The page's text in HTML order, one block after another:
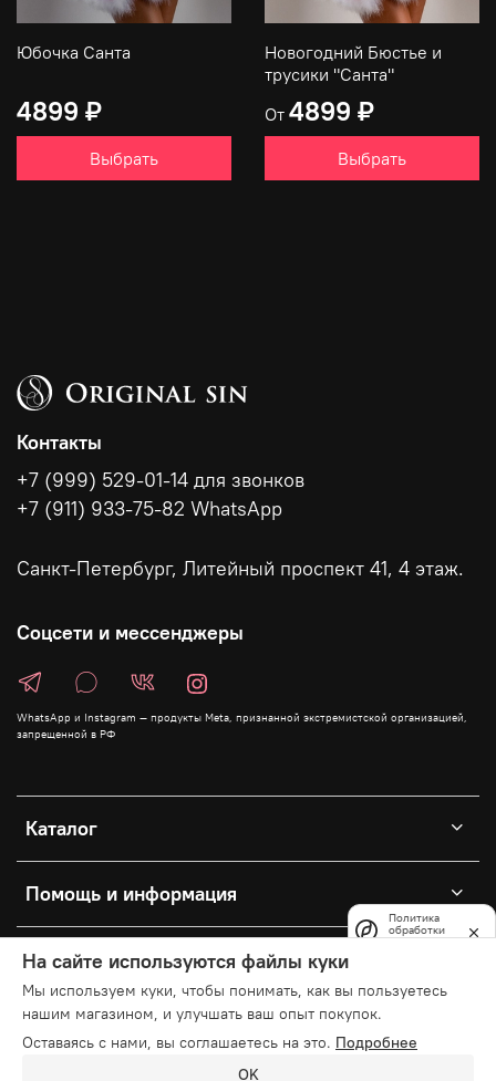
Юбочка Санта
4899 ₽
Выбрать
Новогодний Бюстье и
трусики "Санта"
От 4899 ₽
Выбрать
Каталог
Помощь и информация
Личный кабинет
Контакты
+7 (999) 529-01-14 для звонков
+7 (911) 933-75-82 WhatsApp
Санкт-Петербург, Литейный проспект 41, 4 этаж.
Соцсети и мессенджеры
WhatsApp и Instagram — продукты Meta, признанной экстремистской организацией,
запрещенной в РФ
разрешения запрещено
На сайте используются файлы куки
Мы используем куки, чтобы понимать, как вы пользуетесь
нашим магазином, и улучшать ваш опыт покупок.
Оставаясь с нами, вы соглашаетесь на это. Подробнее
OK
Политика
обработки
данных